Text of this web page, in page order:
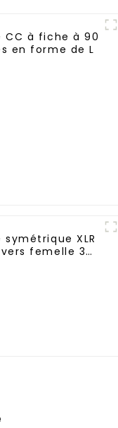
CC à fiche à 90
en forme de L
symétrique XLR
femelle 3